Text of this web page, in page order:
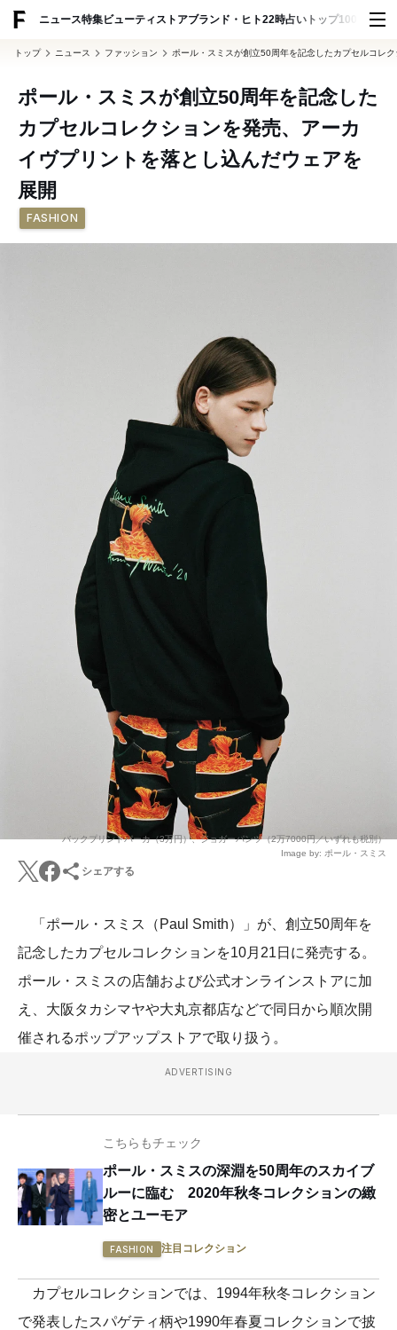
ニュース特集ビューティ ストアブランド・ヒト22時占い トップ100 スナッ
トップ ニュース ファッション ポール・スミスが創立50周年を記念したカプセルコレ
ポール・スミスが創立50周年を記念した
カプセルコレクションを発売、アーカ
イヴプリントを落とし込んだウェアを
展開
FASHION
バックプリントパーカ（3万円）、ジョガーパンツ（2万7000円／いずれも税別）
Image by: ポール・スミス
シェアする
「ポール・スミス（Paul Smith）」が、創立50周年を
記念したカプセルコレクションを10月21日に発売する。
ポール・スミスの店舗および公式オンラインストアに加
え、大阪タカシマヤや大丸京都店などで同日から順次開
催されるポップアップストアで取り扱う。
ADVERTISING
こちらもチェック
ポール・スミスの深淵を50周年のスカイブ
ルーに臨む 2020年秋冬コレクションの緻
密とユーモア
FASHION 注目コレクション
カプセルコレクションでは、1994年秋冬コレクション
で発表したスパゲティ柄や1990年春夏コレクションで披